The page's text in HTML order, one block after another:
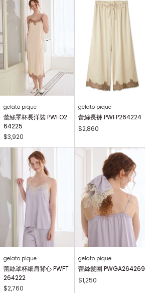
gelato pique
蕾絲罩杯長洋裝 PWFO2
64225
$3,920
gelato pique
蕾絲長褲 PWFP264224
$2,860
gelato pique
蕾絲罩杯細肩背心 PWFT
264222
$2,760
gelato pique
蕾絲髮圈 PWGA264269
$1,250